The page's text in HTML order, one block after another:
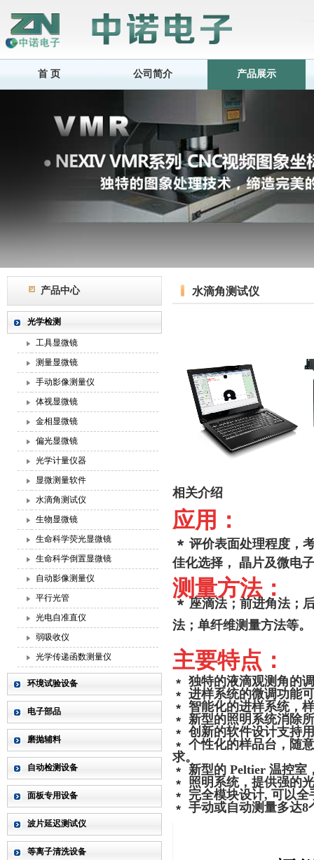
首 页 公司简介 产品展示
产品中心
光学检测
工具显微镜
测量显微镜
手动影像测量仪
体视显微镜
金相显微镜
偏光显微镜
光学计量仪器
显微测量软件
水滴角测试仪
生物显微镜
生命科学荧光显微镜
生命科学倒置显微镜
自动影像测量仪
平行光管
光电自准直仪
弱吸收仪
光学传递函数测量仪
环境试验设备
电子部品
磨抛辅料
自动检测设备
面板专用设备
波片延迟测试仪
等离子清洗设备
水滴角测试仪
相关介绍
应用：
﹡ 评价表面处理程度，
佳化选择，
晶片及微电
测量方法：
﹡座滴法；前进角法；
法；单纤维测量方法等。
主要特点：
﹡ 独特的液滴观测角的
﹡ 进样系统的微调功能
﹡ 智能化的进样系统，
﹡ 新型的照明系统消除
﹡ 创新的软件设计支持
﹡ 个性化的样品台，随
求。
﹡ 新型的 Peltier 温控
﹡ 照明系统，提供强的
﹡ 完全模块设计, 可以
﹡ 手动或自动测量多达